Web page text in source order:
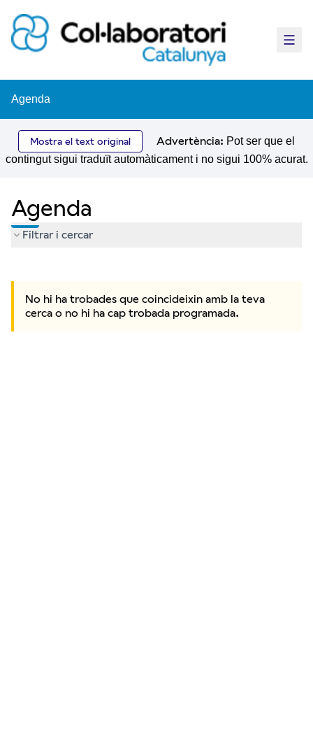
Agenda
Mostra el text original Advertència: Pot ser que el
contingut sigui traduït automàticament i no sigui 100% acurat.
Agenda
Filtrar i cercar
−
No hi ha trobades que coincideixin amb la teva
cerca o no hi ha cap trobada programada.